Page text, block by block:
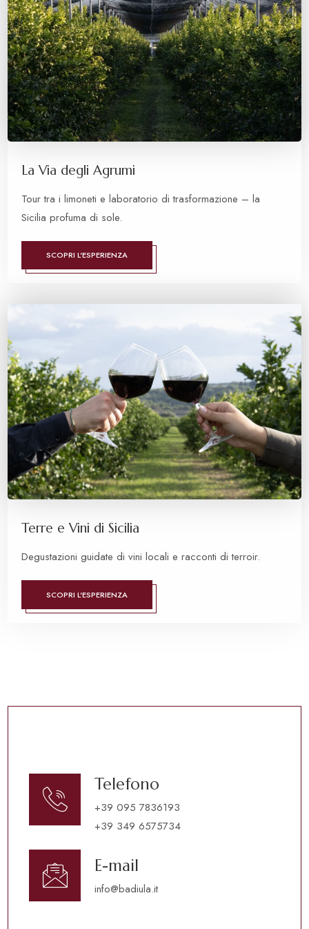
La Via degli Agrumi
Tour tra i limoneti e laboratorio di trasformazione – la
Sicilia profuma di sole.
SCOPRI L'ESPERIENZA
Terre e Vini di Sicilia
Degustazioni guidate di vini locali e racconti di terroir.
SCOPRI L'ESPERIENZA
Telefono
+39 095 7836193
+39 349 6575734
E-mail
info@badiula.it